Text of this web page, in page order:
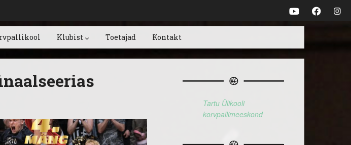
Klubist Toetajad Kontakt
Tartu Ülikooli
korvpallimeeskond